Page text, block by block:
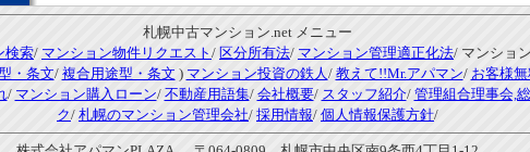
札幌中古マンション.net メニュー
検索/ マンション物件リクエスト / 区分所有法/ マンション管理適正化法/ マンショ
・条文/ 複合用途型・条文 ) マンション投資の鉄人/ 教えて!!Mr.アパマン/ お客様
/ マンション購入ローン/ 不動産用語集/ 会社概要/ スタッフ紹介/ 管理組合理事会,
ク/ 札幌のマンション管理会社/ 採用情報/ 個人情報保護方針/